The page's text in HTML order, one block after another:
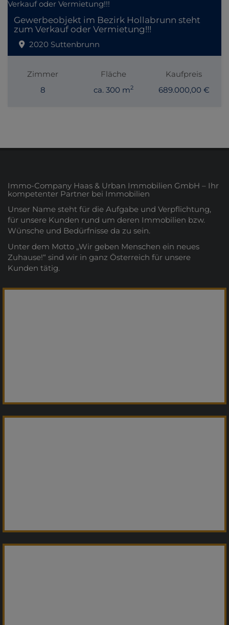
Gewerbeobjekt im Bezirk Hollabrunn steht
zum Verkauf oder Vermietung!!!
2020 Suttenbrunn
Zimmer
8
Fläche
ca. 300 m2
Kaufpreis
689.000,00 €
Immo-Company Haas & Urban Immobilien GmbH – Ihr
kompetenter Partner bei Immobilien
Unser Name steht für die Aufgabe und Verpflichtung,
für unsere Kunden rund um deren Immobilien bzw.
Wünsche und Bedürfnisse da zu sein.
Unter dem Motto „Wir geben Menschen ein neues
Zuhause!“ sind wir in ganz Österreich für unsere
Kunden tätig.